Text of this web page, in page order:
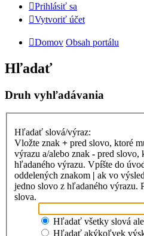
Prihlásiť sa
Vytvoriť účet
Domov Obsah portálu
Hľadať
Druh vyhľadávania
Hľadať slová/výraz:
Vložte znak + pred slovo, ktoré
výrazu a/alebo znak - pred slovo,
hľadaného výrazu. Vpíšte do
oddelených znakom | ak vo
jedno slovo z hľadaného výrazu.
slova.
Hľadať všetky slová
Hľadať akýkoľvek